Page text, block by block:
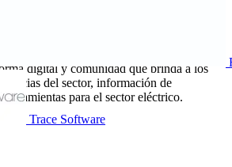
Trace Software
digital y comunidad que brinda a los
del sector, información de
para el sector eléctrico.